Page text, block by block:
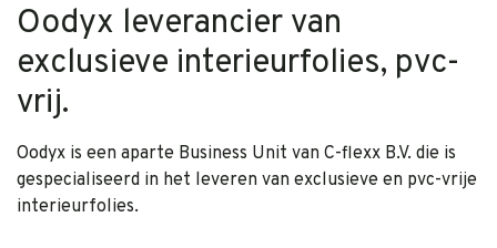
Oodyx leverancier van
exclusieve interieurfolies, pvc-
vrij.
Oodyx is een aparte Business Unit van C-flexx B.V. die is
gespecialiseerd in het leveren van exclusieve en pvc-vrije
interieurfolies.